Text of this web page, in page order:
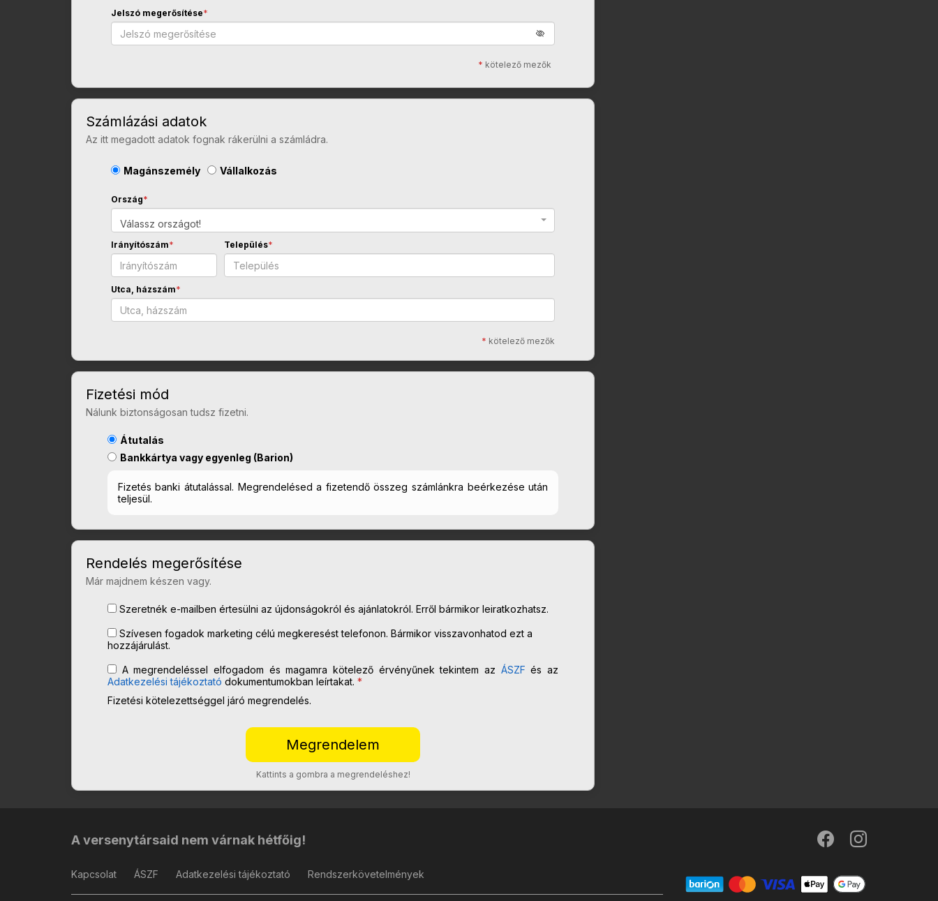
Jelszó megerősítése*
* kötelező mezők
Számlázási adatok
Az itt megadott adatok fognak rákerülni a számládra.
Magánszemély Vállalkozás
Ország*
Válassz országot!
Irányítószám* Település*
Utca, házszám*
* kötelező mezők
Fizetési mód
Nálunk biztonságosan tudsz fizetni.
Átutalás
Bankkártya vagy egyenleg (Barion)
Fizetés banki átutalással. Megrendelésed a fizetendő összeg számlánkra beérkezése után
teljesül.
Rendelés megerősítése
Már majdnem készen vagy.
Szeretnék e-mailben értesülni az újdonságokról és ajánlatokról. Erről bármikor leiratkozhatsz.
Szívesen fogadok marketing célú megkeresést telefonon. Bármikor visszavonhatod ezt a
hozzájárulást.
A megrendeléssel elfogadom és magamra kötelező érvényűnek tekintem az ÁSZF és az
Adatkezelési tájékoztató dokumentumokban leírtakat. *
Fizetési kötelezettséggel járó megrendelés.
Kattints a gombra a megrendeléshez!
A versenytársaid nem várnak hétfőig!
Kapcsolat ÁSZF Adatkezelési tájékoztató Rendszerkövetelmények